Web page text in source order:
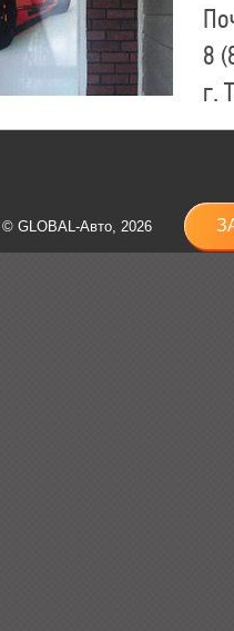
8
г.
8
© GLOBAL-Авто, 2026